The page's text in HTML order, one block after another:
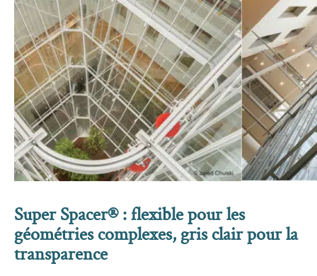
Super Spacer® : flexible pour les
géométries complexes, gris clair pour la
transparence